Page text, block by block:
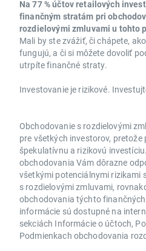
Na 77 % účtov retailových
finančným stratám pri
rozdielovými zmluvami u tohto
Mali by ste zvážiť, či chápete,
fungujú, a či si môžete dovoliť
utrpíte finančné straty.
Investovanie je rizikové.
Obchodovanie s rozdielovými
pre všetkých investorov,
špekulatívnu a rizikovú
obchodovania Vám dôrazne
všetkými potenciálnymi rizikami
s rozdielovými zmluvami,
obchodovania týchto
informácie sú dostupné na
sekciách Informácie o účtoch,
Podmienkach obchodovania